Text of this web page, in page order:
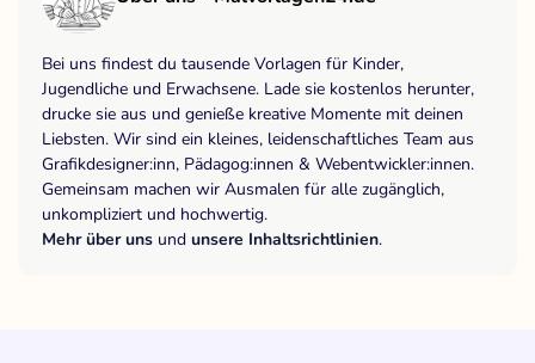
Bei uns findest du tausende Vorlagen für Kinder,
Jugendliche und Erwachsene. Lade sie kostenlos herunter,
drucke sie aus und genieße kreative Momente mit deinen
Liebsten. Wir sind ein kleines, leidenschaftliches Team aus
Grafikdesigner:inn, Pädagog:innen & Webentwickler:innen.
Gemeinsam machen wir Ausmalen für alle zugänglich,
unkompliziert und hochwertig.
Mehr über uns und unsere Inhaltsrichtlinien.